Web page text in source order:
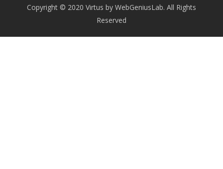
Copyright © 2020 Virtus by WebGeniusLab. All Rights
Reserved